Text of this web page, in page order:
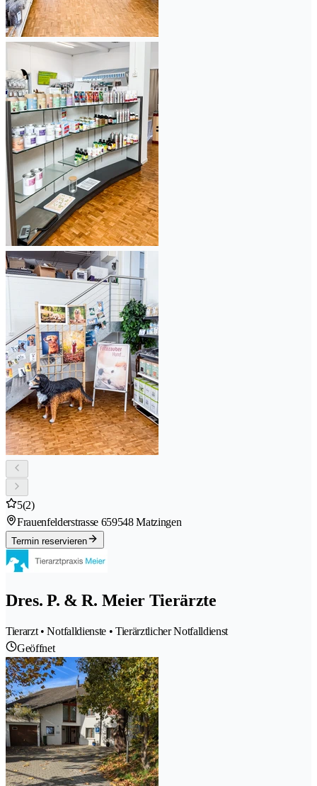
5(2)
Frauenfelderstrasse 659548 Matzingen
Termin reservieren
Dres. P. & R. Meier Tierärzte
Tierarzt • Notfalldienste • Tierärztlicher Notfalldienst
Geöffnet